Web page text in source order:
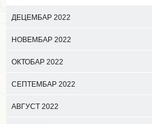
ДЕЦЕМБАР 2022
НОВЕМБАР 2022
ОКТОБАР 2022
СЕПТЕМБАР 2022
АВГУСТ 2022